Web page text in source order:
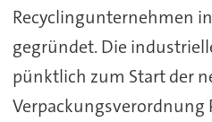
Recyclingunternehmen
gegründet. Die
pünktlich zum Start der
Verpackungsverordnung